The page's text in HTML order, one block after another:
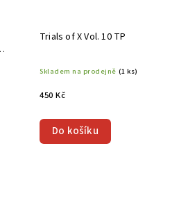
Trials of X Vol. 10 TP
Skladem na prodejně (1 ks)
450 Kč
Do košíku